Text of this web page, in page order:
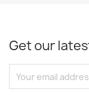
Get our